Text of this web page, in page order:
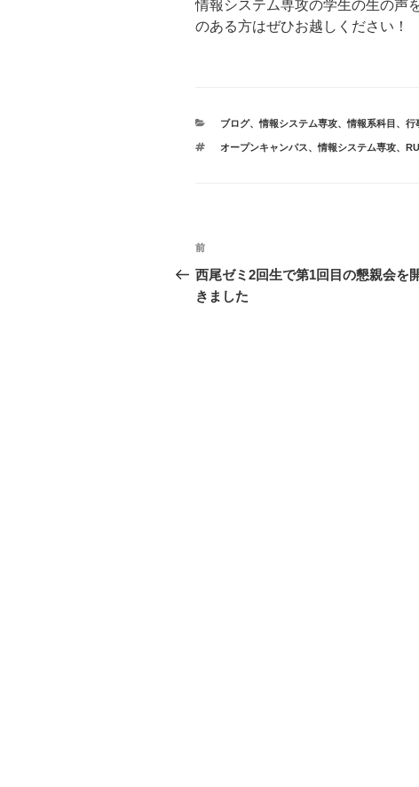
情報システム専攻の学生の生の声
のある方はぜひお越しください！
カ
ゴ
ブログ、情報システム専攻、情報系科目 、 行
タ
オープンキャンパス、情報システム専攻、
投
稿
ナ
前
の
投
前
西尾ゼミ2回生で第1回目の懇親会を
きました